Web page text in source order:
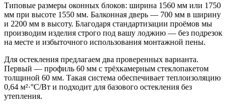
Типовые размеры оконных блоков: ширина 1560 мм или 1750
мм при высоте 1550 мм. Балконная дверь — 700 мм в ширину
и 2200 мм в высоту. Благодаря стандартизации проёмов мы
производим изделия строго под вашу лоджию — без подрезок
на месте и избыточного использования монтажной пены.
Для остекления предлагаем два проверенных варианта.
Первый — профиль 60 мм с трёхкамерным стеклопакетом
толщиной 60 мм. Такая система обеспечивает теплоизоляцию
0,64 м²·°С/Вт и подходит для базового остекления без
утепления.